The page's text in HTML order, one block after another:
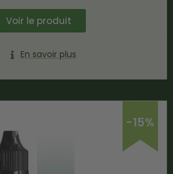
Voir le produit
En savoir plus
-15%